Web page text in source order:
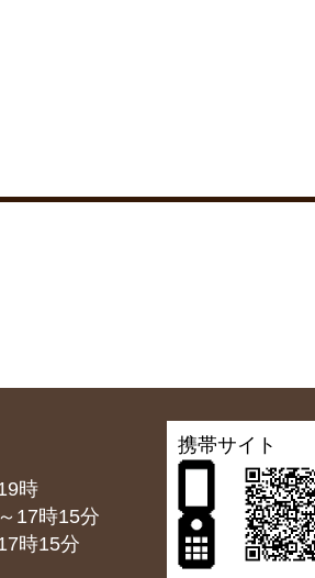
時
時15分
時15分
携帯サイト